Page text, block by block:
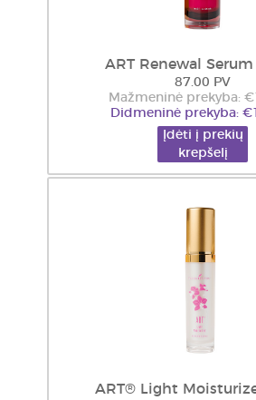
ART Renewal Serum
87.00 PV
Mažmeninė prekyba:
Didmeninė prekyba:
Įdėti į prekių
krepšelį
ART® Light